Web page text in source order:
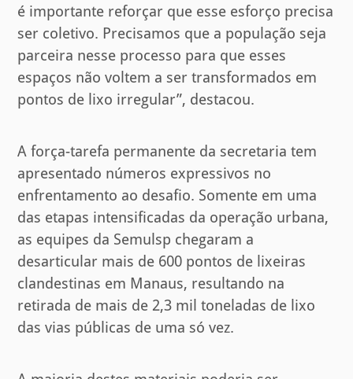
é importante reforçar que esse esforço precisa
ser coletivo. Precisamos que a população seja
parceira nesse processo para que esses
espaços não voltem a ser transformados em
pontos de lixo irregular”, destacou.
A força-tarefa permanente da secretaria tem
apresentado números expressivos no
enfrentamento ao desafio. Somente em uma
das etapas intensificadas da operação urbana,
as equipes da Semulsp chegaram a
desarticular mais de 600 pontos de lixeiras
clandestinas em Manaus, resultando na
retirada de mais de 2,3 mil toneladas de lixo
das vias públicas de uma só vez.